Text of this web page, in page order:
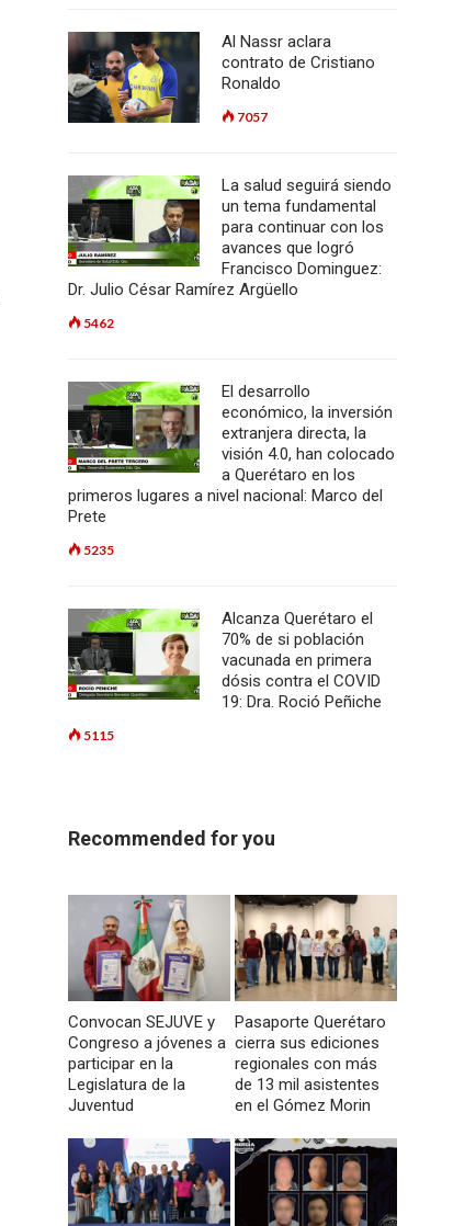
Al Nassr aclara
contrato de Cristiano
Ronaldo
7057
La salud seguirá siendo
un tema fundamental
para continuar con los
avances que logró
Francisco Dominguez:
Dr. Julio César Ramírez Argüello
5462
El desarrollo
económico, la inversión
extranjera directa, la
visión 4.0, han colocado
a Querétaro en los
primeros lugares a nivel nacional: Marco del
Prete
5235
Alcanza Querétaro el
70% de si población
vacunada en primera
dósis contra el COVID
19: Dra. Roció Peñiche
5115
Recommended for you
Convocan SEJUVE y
Congreso a jóvenes a
participar en la
Legislatura de la
Juventud
Pasaporte Querétaro
cierra sus ediciones
regionales con más
de 13 mil asistentes
en el Gómez Morin